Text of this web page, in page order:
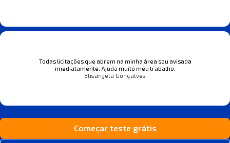
Todas licitações que abrem na minha área sou avisada
imediatamente. Ajuda muito meu trabalho.
Elisângela Gonçalves
Começar teste grátis